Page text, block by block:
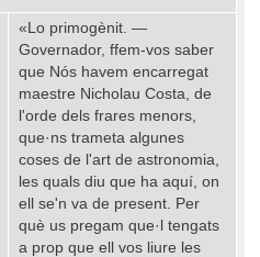
«Lo primogènit. —
Governador, ffem-vos saber
que Nós havem encarregat
maestre Nicholau Costa, de
l'orde dels frares menors,
que·ns trameta algunes
coses de l'art de astronomia,
les quals diu que ha aquí, on
ell se'n va de present. Per
què us pregam que·l tengats
a prop que ell vos liure les